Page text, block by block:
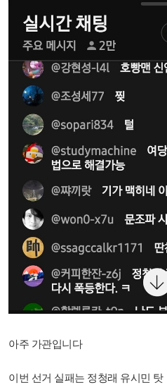
아주 가관입니다
이번 선거 실패는 정청래 유시민 탓